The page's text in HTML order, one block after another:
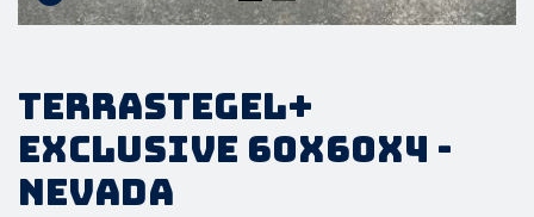
Terrastegel+
Exclusive 60x60x4 -
Nevada